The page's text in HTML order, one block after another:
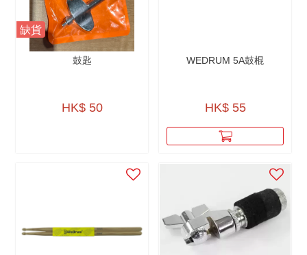
缺貨
鼓匙
HK$ 50
WEDRUM 5A鼓棍
HK$ 55